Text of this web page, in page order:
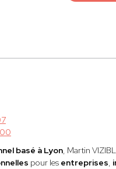
basé à Lyon, Martin
pour les entreprises,